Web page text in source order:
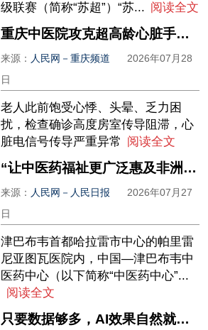
级联赛（简称“苏超”）“苏... 阅读全文
重庆中医院攻克超高龄心脏手术难题
来源： 人民网－重庆频道
2026年07月28
日
老人此前饱受心悸、头晕、乏力困
扰，检查确诊高度房室传导阻滞，心
脏电信号传导严重异常 阅读全文
“让中医药福祉更广泛惠及非洲人民”（2026中非人文交流年）
来源： 人民网－人民日报
2026年07月27
日
津巴布韦首都哈拉雷市中心的帕里雷
尼亚图瓦医院内，中国—津巴布韦中
医药中心（以下简称“中医药中心”...
阅读全文
只要数据够多，AI效果自然就会好？